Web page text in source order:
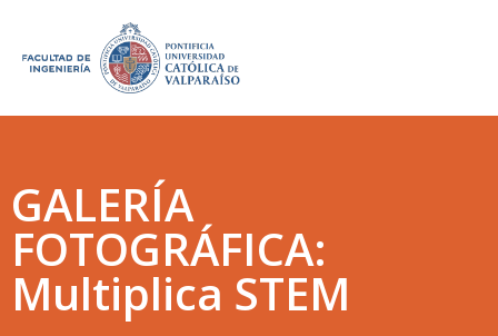
GALERÍA
FOTOGRÁFICA:
Multiplica STEM